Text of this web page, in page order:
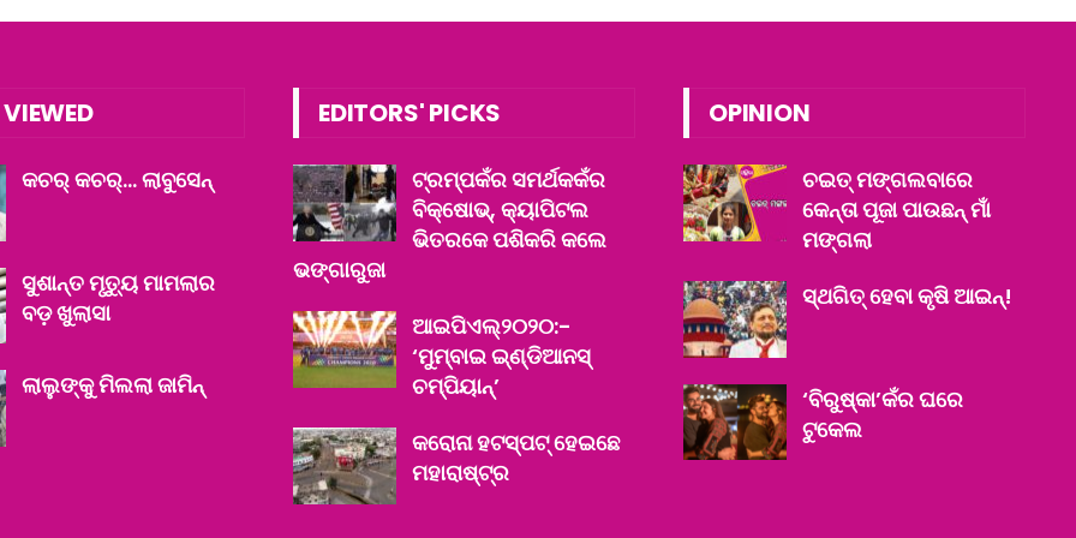
କଚର୍ କଚର୍‌… ଲାବୁସେନ୍
ସୁଶାନ୍ତ ମୃତ୍ୟୁ ମାମଲାର
ବଡ଼ ଖୁଲାସା
ଲାଲୁଙ୍କୁ ମିଲଲା ଜାମିନ୍‌
EDITORS' PICKS
ଟ୍ରମ୍ପକଁର ସମର୍ଥକକଁର
ବିକ୍ଷୋଭ୍‌, କ୍ୟାପିଟଲ
ଭିତରକେ ପଶିକରି କଲେ
ଭଙ୍ଗାରୁଜା
ଆଇପିଏଲ୍‌୨୦୨୦:-
‘ମୁମ୍ବାଇ ଇ୍‌ଣ୍ଡିଆନସ୍‌
ଚମ୍ପିୟାନ୍‌’
କରୋନା ହଟସ୍ପଟ୍ ହେଇଛେ
ମହାରାଷ୍ଟ୍ର
OPINION
ଚଇତ୍ ମଙ୍ଗଲବାରେ
କେନ୍ତା ପୂଜା ପାଉଛନ୍ ମାଁ
ମଙ୍ଗଲା
ସ୍ଥଗିତ୍ ହେବା କୃଷି ଆଇନ୍‌!
‘ବିରୁଷ୍କା’କଁର ଘରେ
ଟୁକେଲ